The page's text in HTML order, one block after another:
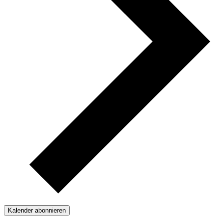
Kalender abonnieren